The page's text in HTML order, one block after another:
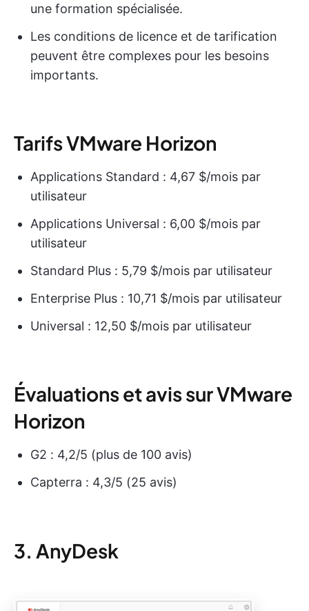
une formation spécialisée.
Les conditions de licence et de tarification
peuvent être complexes pour les besoins
importants.
Tarifs VMware Horizon
Applications Standard : 4,67 $/mois par
utilisateur
Applications Universal : 6,00 $/mois par
utilisateur
Standard Plus : 5,79 $/mois par utilisateur
Enterprise Plus : 10,71 $/mois par utilisateur
Universal : 12,50 $/mois par utilisateur
Évaluations et avis sur VMware
Horizon
G2 : 4,2/5 (plus de 100 avis)
Capterra : 4,3/5 (25 avis)
3. AnyDesk